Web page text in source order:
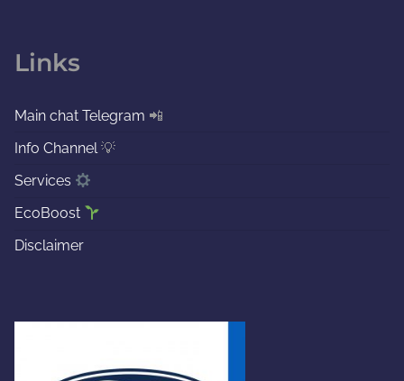
Links
Main chat Telegram 📲
Info Channel 💡
Services
EcoBoost
Disclaimer